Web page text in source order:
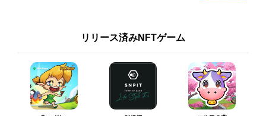
リリース済みNFTゲーム